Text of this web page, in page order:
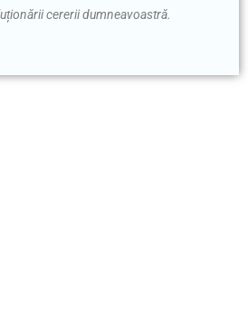
cererii dumneavoastră.